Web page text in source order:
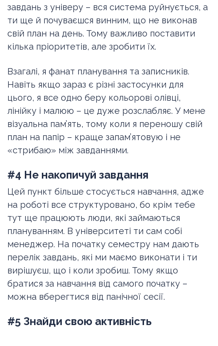
завдань з універу – вся система руйнується, а
ти ще й почуваєшся винним, що не виконав
свій план на день. Тому важливо поставити
кілька пріоритетів, але зробити їх.
Взагалі, я фанат планування та записників.
Навіть якщо зараз є різні застосунки для
цього, я все одно беру кольорові олівці,
лінійку і малюю – це дуже розслабляє. У мене
візуальна пам’ять, тому коли я переношу свій
план на папір – краще запам’ятовую і не
«стрибаю» між завданнями.
#4 Не накопичуй завдання
Цей пункт більше стосується навчання, адже
на роботі все структуровано, бо крім тебе
тут ще працюють люди, які займаються
плануванням. В університеті ти сам собі
менеджер. На початку семестру нам дають
перелік завдань, які ми маємо виконати і ти
вирішуєш, що і коли зробиш. Тому якщо
братися за навчання від самого початку –
можна вберегтися від панічної сесії.
#5 Знайди свою активність